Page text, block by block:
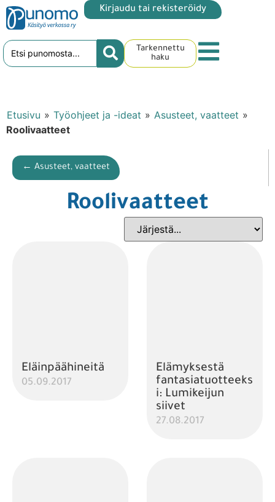
Kirjaudu tai rekisteröidy
Tarkennettu
haku
Etusivu » Työohjeet ja -ideat » Asusteet, vaatteet »
Roolivaatteet
← Asusteet, vaatteet
Roolivaatteet
Eläinpäähineitä
05.09.2017
Elämyksestä
fantasiatuotteeks
i: Lumikeijun
siivet
27.08.2017